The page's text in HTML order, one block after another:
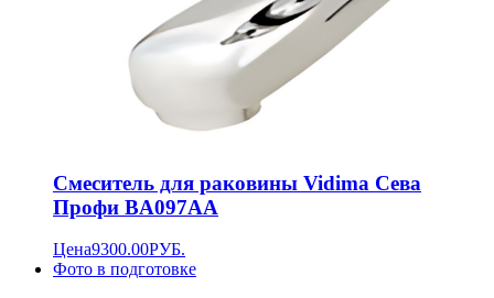
Смеситель для раковины Vidima Сева
Профи BA097AA
Цена9300.00РУБ.
Фото в подготовке